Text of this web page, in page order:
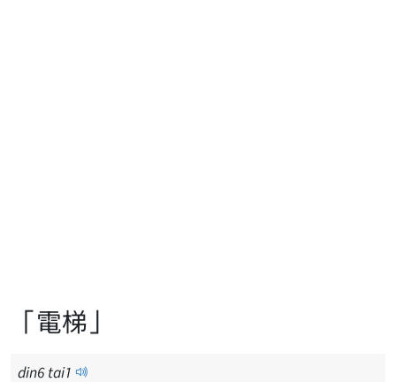
「電梯」
din6tai1